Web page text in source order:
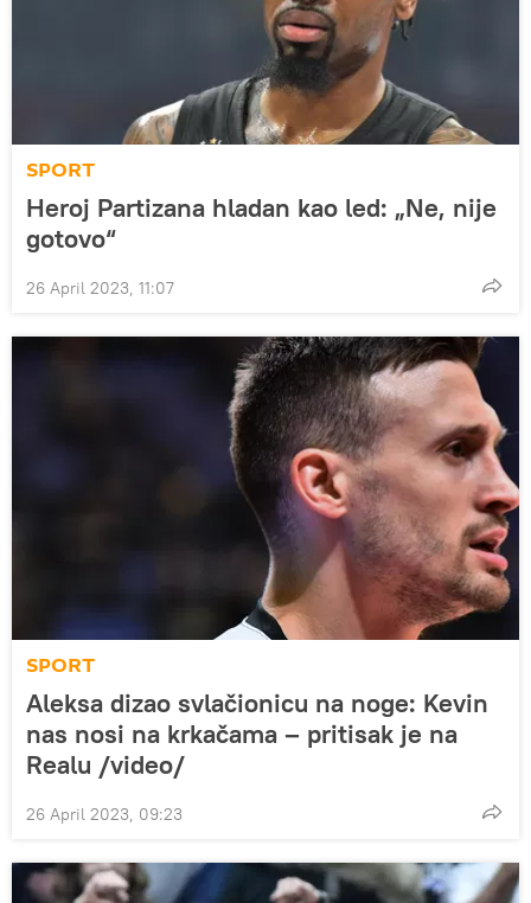
SPORT
Heroj Partizana hladan kao led: „Ne, nije
gotovo“
26 April 2023, 11:07
SPORT
Aleksa dizao svlačionicu na noge: Kevin
nas nosi na krkačama – pritisak je na
Realu /video/
26 April 2023, 09:23